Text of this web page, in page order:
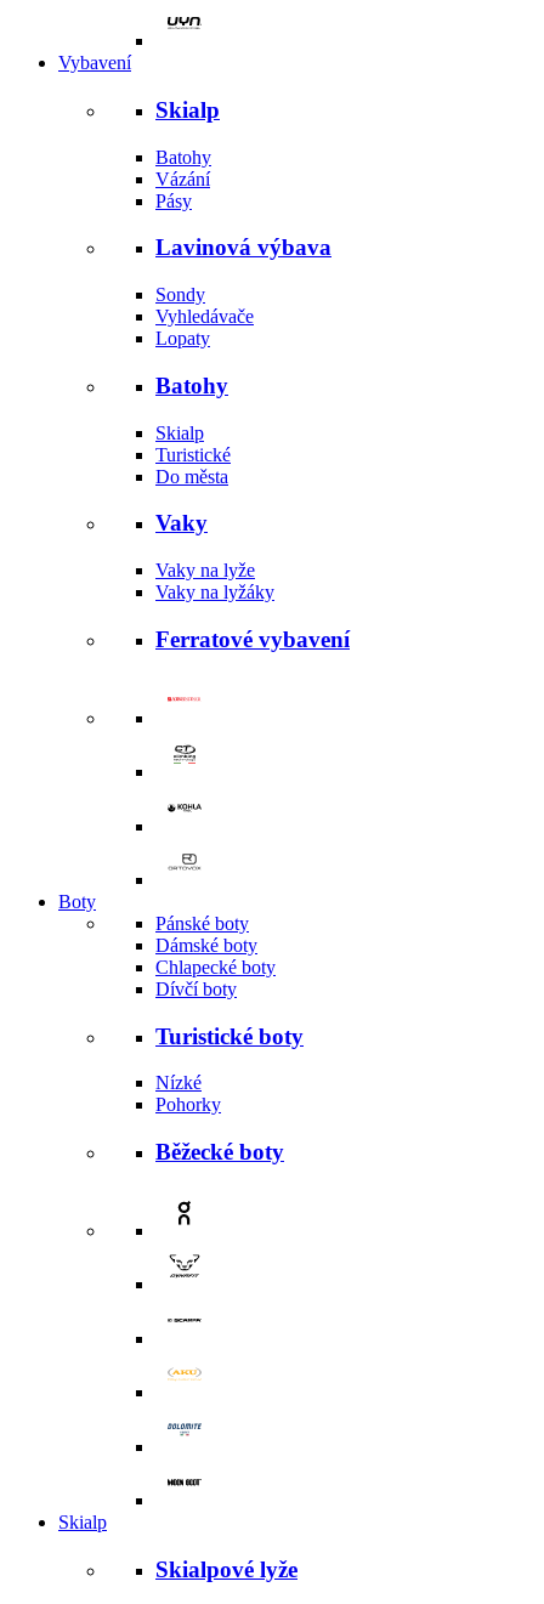
Vybavení
Skialp
Batohy
Vázání
Pásy
Lavinová výbava
Sondy
Vyhledávače
Lopaty
Batohy
Skialp
Turistické
Do města
Vaky
Vaky na lyže
Vaky na lyžáky
Ferratové vybavení
Boty
Pánské boty
Dámské boty
Chlapecké boty
Dívčí boty
Turistické boty
Nízké
Pohorky
Běžecké boty
Skialp
Skialpové lyže